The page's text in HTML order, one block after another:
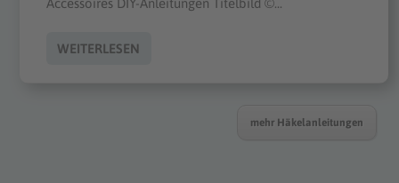
WEITERLESEN
mehr Häkelanleitungen